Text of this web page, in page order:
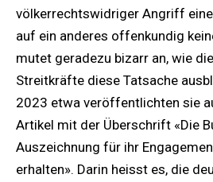
völkerrechtswidriger Angriff
auf ein anderes offenkundig
mutet geradezu bizarr an, wie
Streitkräfte diese Tatsache
2023 etwa veröffentlichten sie
Artikel mit der Überschrift «Die
Auszeichnung für ihr
erhalten». Darin heisst es, die